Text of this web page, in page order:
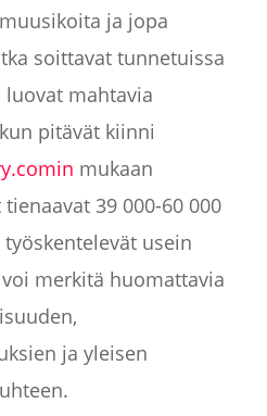
ja jopa
soittavat tunnetuissa
mahtavia
pitävät kiinni
mukaan
39 000-60 000
usein
merkitä huomattavia
ja yleisen